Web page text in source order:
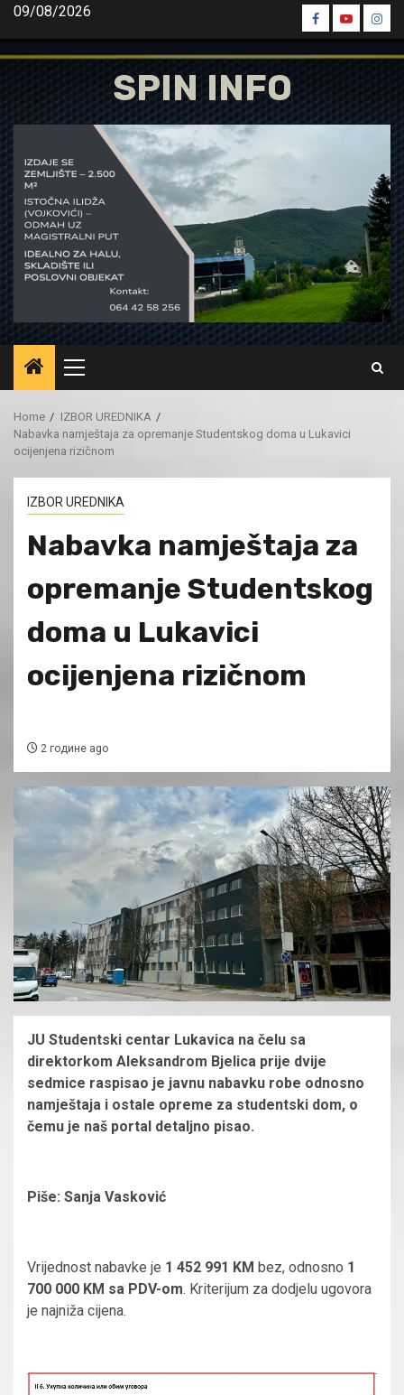
Skip
content
09/08/2026
Spin
Facebook
Spin
Youtube
Spin
SPIN INFO
Primary
Menu
Home
IZBOR UREDNIKA
Nabavka namještaja za opremanje Studentskog doma u Lukavici
ocijenjena rizičnom
IZBOR UREDNIKA
Nabavka namještaja za
opremanje Studentskog
doma u Lukavici
ocijenjena rizičnom
2 године ago
JU Studentski centar Lukavica na čelu sa
direktorkom Aleksandrom Bjelica prije dvije
sedmice raspisao je javnu nabavku robe odnosno
namještaja i ostale opreme za studentski dom, o
čemu je naš portal detaljno pisao.
Piše: Sanja Vasković
Vrijednost nabavke je 1 452 991 KM bez, odnosno 1
700 000 KM sa PDV-om. Kriterijum za dodjelu ugovora
je najniža cijena.